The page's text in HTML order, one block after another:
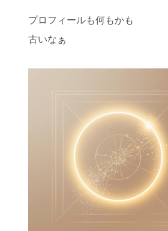
プロフィールも何もかも
古いなぁ